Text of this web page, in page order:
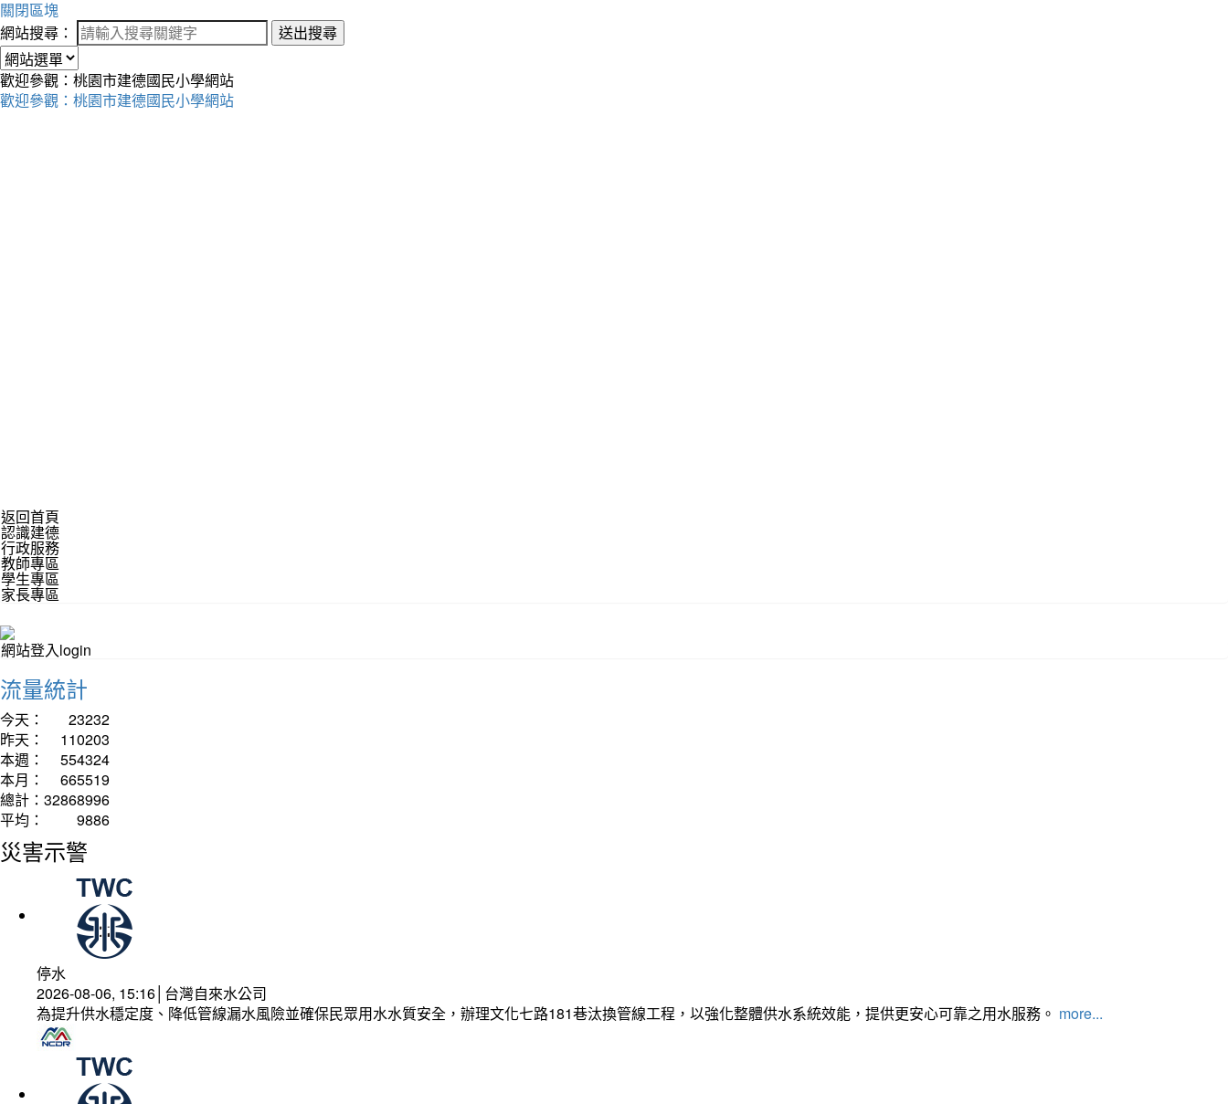
關閉區塊
網站搜尋：
送出搜尋
歡迎參觀：桃園市建德國民小學網站
歡迎參觀：桃園市建德國民小學網站
返回首頁
認識建德
行政服務
教師專區
學生專區
家長專區
網站登入login
流量統計
今天：
23232
昨天：
110203
本週：
554324
本月：
665519
總計： 32868996
平均：
9886
災害示警
停水
2026-08-06, 15:16│台灣自來水公司
為提升供水穩定度、降低管線漏水風險並確保民眾用水水質安全，辦理文化七路181巷汰換管線工程，以強化整體供水系統效能，提供更安心可靠之用水服務。 more...